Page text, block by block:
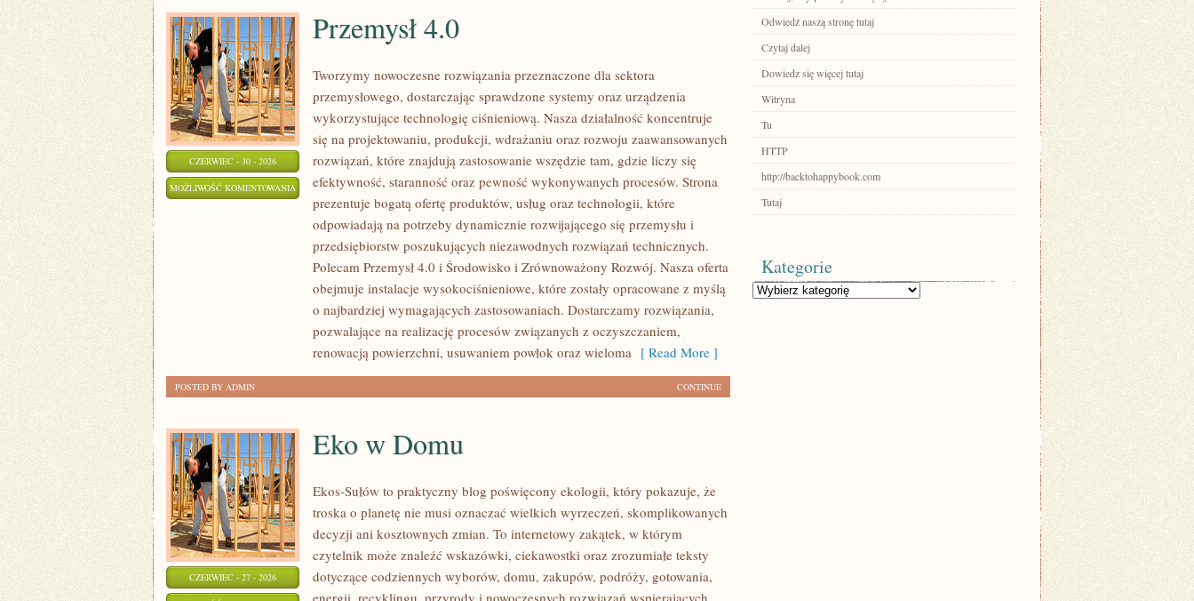
CZERWIEC - 30 - 2026
MOŻLIWOŚĆ KOMENTOWANIA PRZEMYSŁ
Przemysł 4.0
Tworzymy nowoczesne rozwiązania przeznaczone dla sektora
przemysłowego, dostarczając sprawdzone systemy oraz urządzenia
wykorzystujące technologię ciśnieniową. Nasza działalność koncentruje
się na projektowaniu, produkcji, wdrażaniu oraz rozwoju zaawansowanych
rozwiązań, które znajdują zastosowanie wszędzie tam, gdzie liczy się
efektywność, staranność oraz pewność wykonywanych procesów. Strona
prezentuje bogatą ofertę produktów, usług oraz technologii, które
odpowiadają na potrzeby dynamicznie rozwijającego się przemysłu i
przedsiębiorstw poszukujących niezawodnych rozwiązań technicznych.
Polecam Przemysł 4.0 i Środowisko i Zrównoważony Rozwój. Nasza oferta
obejmuje instalacje wysokociśnieniowe, które zostały opracowane z myślą
o najbardziej wymagających zastosowaniach. Dostarczamy rozwiązania,
pozwalające na realizację procesów związanych z oczyszczaniem,
renowacją powierzchni, usuwaniem powłok oraz wieloma [ Read More ]
CONTINUE
POSTED BY ADMIN
CZERWIEC - 27 - 2026
Eko w Domu
Ekos-Sułów to praktyczny blog poświęcony ekologii, który pokazuje, że
troska o planetę nie musi oznaczać wielkich wyrzeczeń, skomplikowanych
decyzji ani kosztownych zmian. To internetowy zakątek, w którym
czytelnik może znaleźć wskazówki, ciekawostki oraz zrozumiałe teksty
dotyczące codziennych wyborów, domu, zakupów, podróży, gotowania,
energii, recyklingu, przyrody i nowoczesnych rozwiązań wspierających
Odwiedź naszą stronę tutaj
Czytaj dalej
Dowiedz się więcej tutaj
Witryna
Tu
HTTP
http://backtohappybook.com
Tutaj
Kategorie
Kategorie